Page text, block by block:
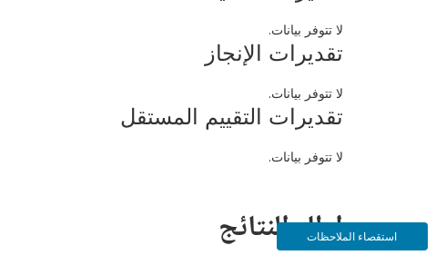
لا تتوفر بيانات.
تقديرات الإنجاز
لا تتوفر بيانات.
تقديرات التقييم المستقل
لا تتوفر بيانات.
إطار النتائجاستقصاء الملاحظات